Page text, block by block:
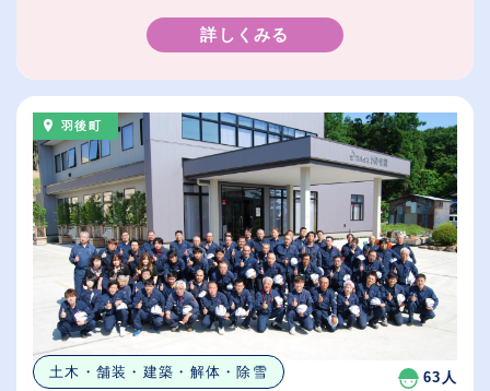
詳しくみる
羽後町
土木・舗装・建築・解体・除雪 63人